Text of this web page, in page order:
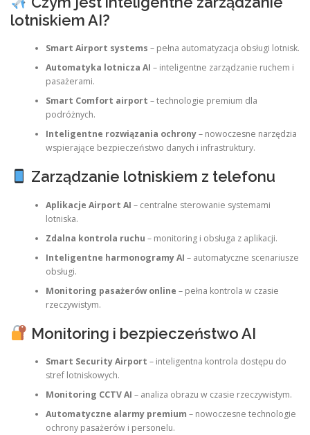
lotniskiem AI?
Smart Airport systems – pełna automatyzacja obsługi lotnisk.
Automatyka lotnicza AI – inteligentne zarządzanie ruchem i
pasażerami.
Smart Comfort airport – technologie premium dla
podróżnych.
Inteligentne rozwiązania ochrony– nowoczesne narzędzia
wspierające bezpieczeństwo danych i infrastruktury.
Zarządzanie lotniskiem z telefonu
Aplikacje Airport AI – centralne sterowanie systemami
lotniska.
Zdalna kontrola ruchu – monitoring i obsługa z aplikacji.
Inteligentne harmonogramy AI – automatyczne scenariusze
obsługi.
Monitoring pasażerów online – pełna kontrola w czasie
rzeczywistym.
Monitoring i bezpieczeństwo AI
Smart Security Airport – inteligentna kontrola dostępu do
stref lotniskowych.
Monitoring CCTV AI – analiza obrazu w czasie rzeczywistym.
Automatyczne alarmy premium – nowoczesne technologie
ochrony pasażerów i personelu.